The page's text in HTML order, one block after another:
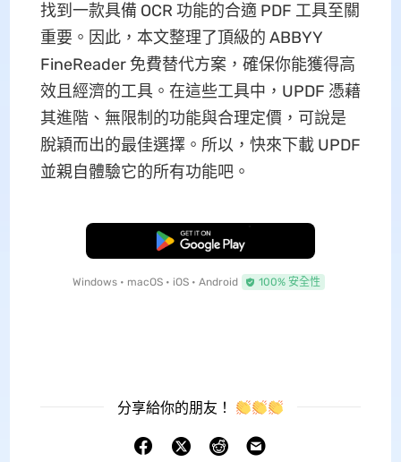
找到一款具備 OCR 功能的合適 PDF 工具至關
重要。因此，本文整理了頂級的 ABBYY
FineReader 免費替代方案，確保你能獲得高
效且經濟的工具。在這些工具中，UPDF 憑藉
其進階、無限制的功能與合理定價，可說是
脫穎而出的最佳選擇。所以，快來下載 UPDF
並親自體驗它的所有功能吧。
免費下載
Windows • macOS • iOS • Android 100% 安全性
分享給你的朋友！